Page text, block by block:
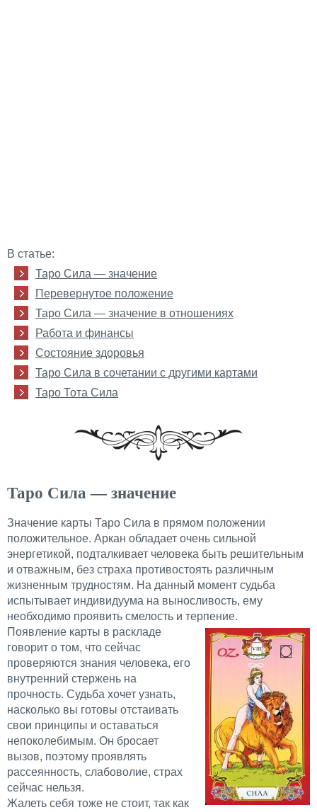
В статье:
Таро Сила — значение
Перевернутое положение
Таро Сила — значение в отношениях
Работа и финансы
Состояние здоровья
Таро Сила в сочетании с другими картами
Таро Тота Сила
Таро Сила — значение
Значение карты Таро Сила в прямом положении
положительное. Аркан обладает очень сильной
энергетикой, подталкивает человека быть решительным
и отважным, без страха противостоять различным
жизненным трудностям. На данный момент судьба
испытывает индивидуума на выносливость, ему
необходимо проявить смелость и терпение.
Появление карты в раскладе
говорит о том, что сейчас
проверяются знания человека, его
внутренний стержень на
прочность. Судьба хочет узнать,
насколько вы готовы отстаивать
свои принципы и оставаться
непоколебимым. Он бросает
вызов, поэтому проявлять
рассеянность, слабоволие, страх
сейчас нельзя.
Жалеть себя тоже не стоит, так как